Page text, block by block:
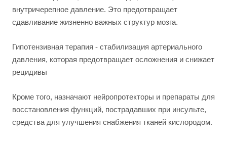
внутричерепное давление. Это предотвращает
сдавливание жизненно важных структур мозга.
Гипотензивная терапия - стабилизация артериального
давления, которая предотвращает осложнения и снижает
рецидивы
Кроме того, назначают нейропротекторы и препараты для
восстановления функций, пострадавших при инсульте,
средства для улучшения снабжения тканей кислородом.